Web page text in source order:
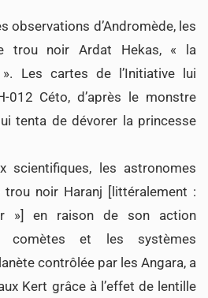
observations d’Andromède, les
trou noir Ardat Hekas, « la
Les cartes de l’Initiative lui
Céto, d’après le monstre
tenta de dévorer la princesse
scientifiques, les astronomes
noir Haranj [littéralement :
»] en raison de son action
comètes et les systèmes
contrôlée par les Angara, a
Kert grâce à l’effet de lentille